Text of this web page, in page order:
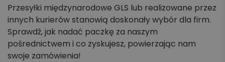
Przesyłki międzynarodowe GLS lub realizowane przez
innych kurierów stanowią doskonały wybór dla firm.
Sprawdź, jak nadać paczkę za naszym
pośrednictwem i co zyskujesz, powierzając nam
swoje zamówienia!